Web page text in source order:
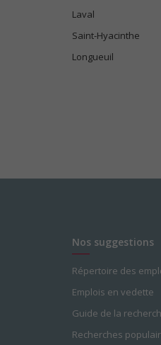
Laval
Saint-Hyacinthe
Longueuil
Nos suggestions
Répertoire des
Emplois en vedette
Guide de la
Recherches